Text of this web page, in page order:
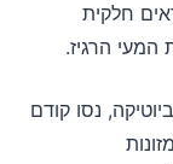
חלקית
הרגיז.
נסו קודם